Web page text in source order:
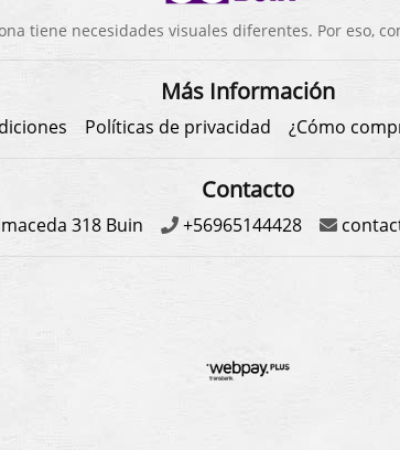
tiene necesidades visuales diferentes. Por eso,
Más Información
Políticas de privacidad ¿Cómo
Contacto
318 Buin +56965144428